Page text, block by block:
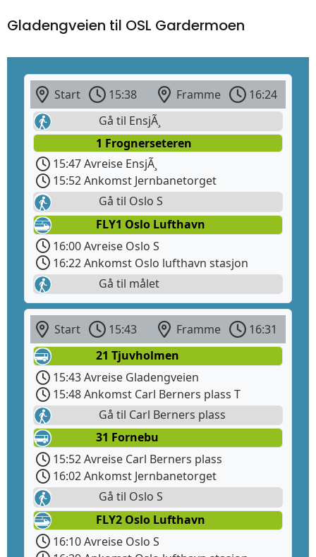
Gladengveien til OSL Gardermoen
Start 15:38 Framme
16:24
Gå til EnsjÃ¸
1 Frognerseteren
15:47 Avreise EnsjÃ¸
15:52 Ankomst Jernbanetorget
Gå til Oslo S
FLY1 Oslo Lufthavn
16:00 Avreise Oslo S
16:22 Ankomst Oslo lufthavn stasjon
Gå til målet
Start 15:43 Framme
16:31
21 Tjuvholmen
15:43 Avreise Gladengveien
15:48 Ankomst Carl Berners plass T
Gå til Carl Berners plass
31 Fornebu
15:52 Avreise Carl Berners plass
16:02 Ankomst Jernbanetorget
Gå til Oslo S
FLY2 Oslo Lufthavn
16:10 Avreise Oslo S